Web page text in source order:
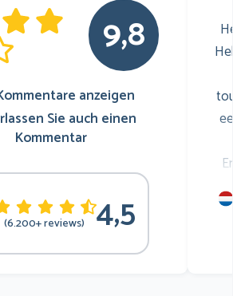
9,8
anzeigen
Sie auch einen
Kommentar
(6.200+ reviews) 4,5